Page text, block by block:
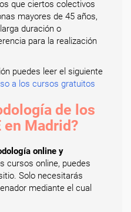
que ciertos colectivos
mayores de 45 años,
duración o
para la realización
puedes leer el siguiente
a los cursos gratuitos
de los
en Madrid?
online y
cursos online, puedes
Solo necesitarás
mediante el cual